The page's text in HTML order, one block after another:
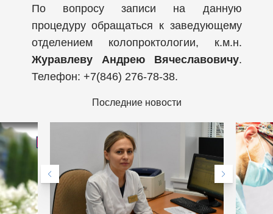
По вопросу записи на данную
процедуру обращаться к заведующему
отделением колопроктологии, к.м.н.
Журавлеву Андрею Вячеславовичу.
Телефон: +7(846) 276-78-38.
Последние новости